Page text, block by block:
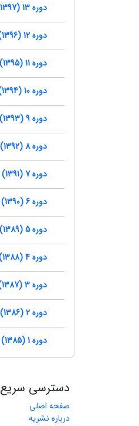
دوره 13 (1397)
دوره 12 (1396)
دوره 11 (1395)
دوره 10 (1394)
دوره 9 (1393)
دوره 8 (1392)
دوره 7 (1391)
دوره 6 (1390)
دوره 5 (1389)
دوره 4 (1388)
دوره 3 (1387)
دوره 2 (1386)
دوره 1 (1385)
دسترسی سریع
صفحه اصلی
درباره نشریه